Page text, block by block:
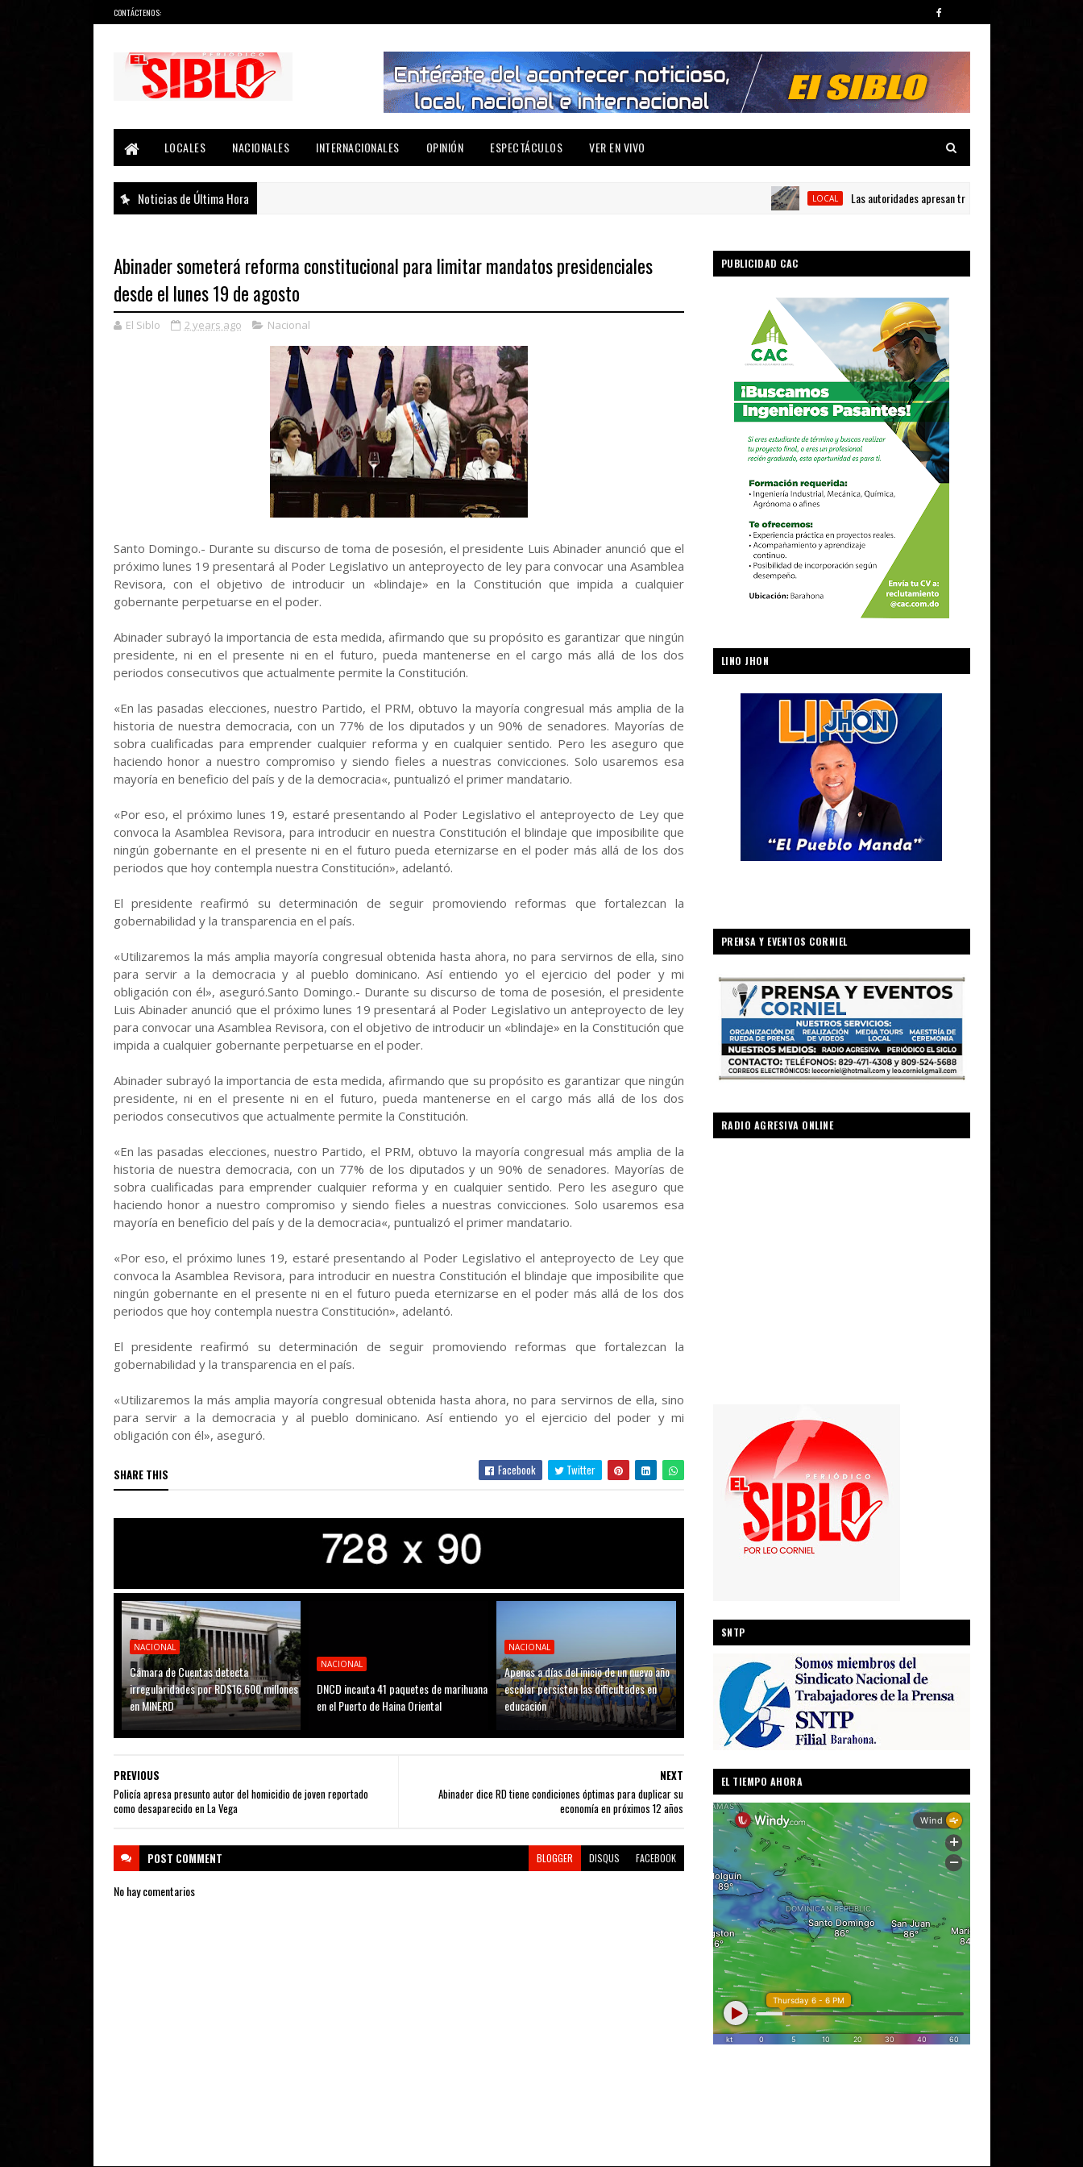
CONTÁCTENOS:
LOCALES
NACIONALES INTERNACIONALES OPINIÓN ESPECTÁCULOS VER EN VIVO
Noticias de Última Hora LOCAL Las autoridades apresan tres personas y ocupan siete
Abinader someterá reforma constitucional para limitar mandatos presidenciales
desde el lunes 19 de agosto
El Siblo 2 years ago Nacional
Santo Domingo.- Durante su discurso de toma de posesión, el presidente Luis Abinader anunció que el
próximo lunes 19 presentará al Poder Legislativo un anteproyecto de ley para convocar una Asamblea
Revisora, con el objetivo de introducir un «blindaje» en la Constitución que impida a cualquier
gobernante perpetuarse en el poder.
Abinader subrayó la importancia de esta medida, afirmando que su propósito es garantizar que ningún
presidente, ni en el presente ni en el futuro, pueda mantenerse en el cargo más allá de los dos
periodos consecutivos que actualmente permite la Constitución.
«En las pasadas elecciones, nuestro Partido, el PRM, obtuvo la mayoría congresual más amplia de la
historia de nuestra democracia, con un 77% de los diputados y un 90% de senadores. Mayorías de
sobra cualificadas para emprender cualquier reforma y en cualquier sentido. Pero les aseguro que
haciendo honor a nuestro compromiso y siendo fieles a nuestras convicciones. Solo usaremos esa
mayoría en beneficio del país y de la democracia«, puntualizó el primer mandatario.
«Por eso, el próximo lunes 19, estaré presentando al Poder Legislativo el anteproyecto de Ley que
convoca la Asamblea Revisora, para introducir en nuestra Constitución el blindaje que imposibilite que
ningún gobernante en el presente ni en el futuro pueda eternizarse en el poder más allá de los dos
periodos que hoy contempla nuestra Constitución», adelantó.
El presidente reafirmó su determinación de seguir promoviendo reformas que fortalezcan la
gobernabilidad y la transparencia en el país.
«Utilizaremos la más amplia mayoría congresual obtenida hasta ahora, no para servirnos de ella, sino
para servir a la democracia y al pueblo dominicano. Así entiendo yo el ejercicio del poder y mi
obligación con él», aseguró.Santo Domingo.- Durante su discurso de toma de posesión, el presidente
Luis Abinader anunció que el próximo lunes 19 presentará al Poder Legislativo un anteproyecto de ley
para convocar una Asamblea Revisora, con el objetivo de introducir un «blindaje» en la Constitución que
impida a cualquier gobernante perpetuarse en el poder.
Abinader subrayó la importancia de esta medida, afirmando que su propósito es garantizar que ningún
presidente, ni en el presente ni en el futuro, pueda mantenerse en el cargo más allá de los dos
periodos consecutivos que actualmente permite la Constitución.
«En las pasadas elecciones, nuestro Partido, el PRM, obtuvo la mayoría congresual más amplia de la
historia de nuestra democracia, con un 77% de los diputados y un 90% de senadores. Mayorías de
sobra cualificadas para emprender cualquier reforma y en cualquier sentido. Pero les aseguro que
haciendo honor a nuestro compromiso y siendo fieles a nuestras convicciones. Solo usaremos esa
mayoría en beneficio del país y de la democracia«, puntualizó el primer mandatario.
«Por eso, el próximo lunes 19, estaré presentando al Poder Legislativo el anteproyecto de Ley que
convoca la Asamblea Revisora, para introducir en nuestra Constitución el blindaje que imposibilite que
ningún gobernante en el presente ni en el futuro pueda eternizarse en el poder más allá de los dos
periodos que hoy contempla nuestra Constitución», adelantó.
El presidente reafirmó su determinación de seguir promoviendo reformas que fortalezcan la
gobernabilidad y la transparencia en el país.
«Utilizaremos la más amplia mayoría congresual obtenida hasta ahora, no para servirnos de ella, sino
para servir a la democracia y al pueblo dominicano. Así entiendo yo el ejercicio del poder y mi
obligación con él», aseguró.
SHARE THIS Facebook Twitter
NACIONAL
Cámara de Cuentas detecta
irregularidades por RD$16,600 millones
en MINERD
NACIONAL
DNCD incauta 41 paquetes de marihuana
en el Puerto de Haina Oriental
NACIONAL
Apenas a días del inicio de un nuevo año
escolar persisten las dificultades en
educación
NEXT
Abinader dice RD tiene condiciones óptimas para duplicar su
economía en próximos 12 años
PREVIOUS
Policía apresa presunto autor del homicidio de joven reportado
como desaparecido en La Vega
POST COMMENT BLOGGER DISQUS FACEBOOK
No hay comentarios
PUBLICIDAD CAC
LINO JHON
PRENSA Y EVENTOS CORNIEL
RADIO AGRESIVA ONLINE
SNTP
EL TIEMPO AHORA